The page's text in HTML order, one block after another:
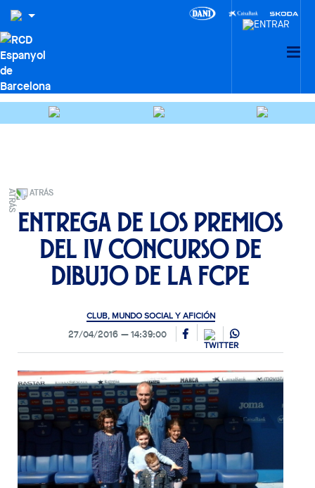
ATRÁS
Entrega de los premios
del IV Concurso de
Dibujo de la FCPE
CLUB, MUNDO SOCIAL Y AFICIÓN
27/04/2016 14:39:00